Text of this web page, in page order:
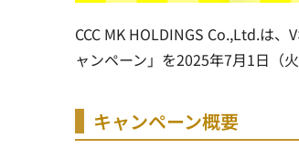
CCC MK HOLDINGS Co.,Ltd.は
ャンペーン」を2025年7月1日（
キャンペーン概要